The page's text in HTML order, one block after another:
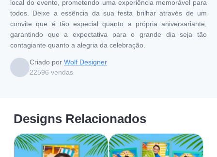
local do evento, prometendo uma experiência memorável para
todos. Deixe a essência da sua festa brilhar através de um
convite que é tão especial quanto a própria aniversariante,
garantindo que a expectativa para o grande dia seja tão
contagiante quanto a alegria da celebração.
Criado por Wolf Designer
22596 vendas
Designs Relacionados